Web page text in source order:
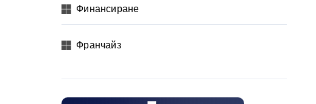
Финансиране
Франчайз